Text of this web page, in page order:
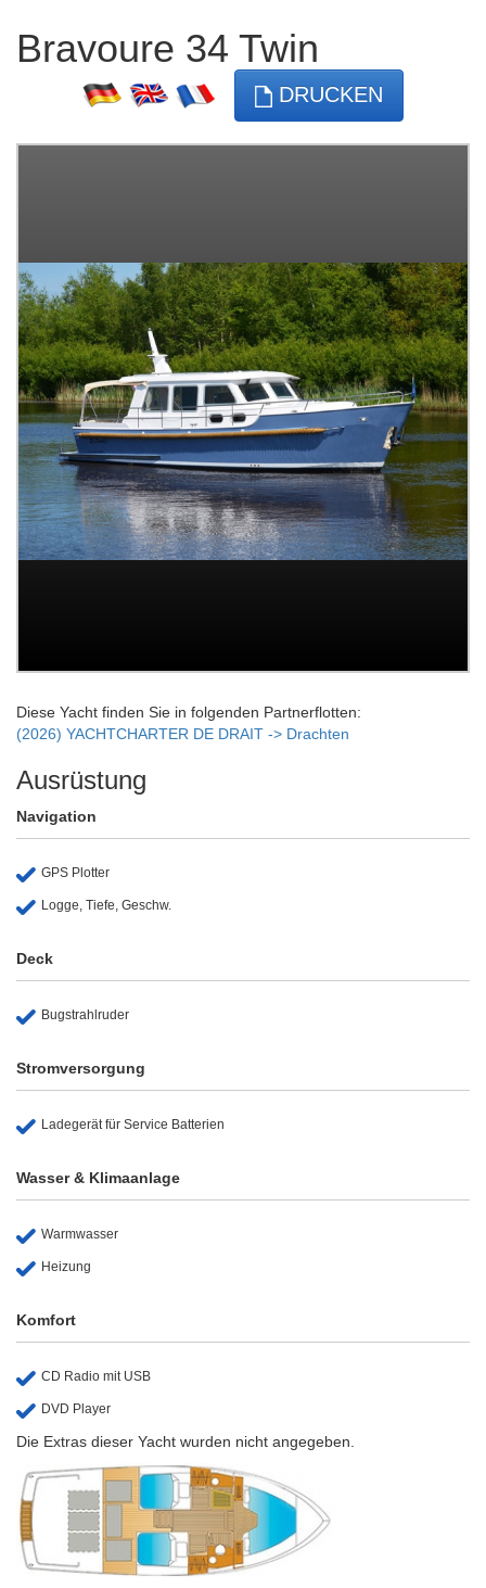
Bravoure 34 Twin
DRUCKEN
Diese Yacht finden Sie in folgenden Partnerflotten:
(2026) YACHTCHARTER DE DRAIT -> Drachten
Ausrüstung
Navigation
GPS Plotter
Logge, Tiefe, Geschw.
Deck
Bugstrahlruder
Stromversorgung
Ladegerät für Service Batterien
Wasser & Klimaanlage
Warmwasser
Heizung
Komfort
CD Radio mit USB
DVD Player
Die Extras dieser Yacht wurden nicht angegeben.